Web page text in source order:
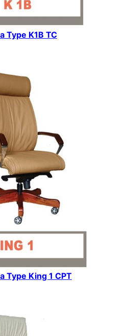
Type K1B TC
Type King 1 CPT